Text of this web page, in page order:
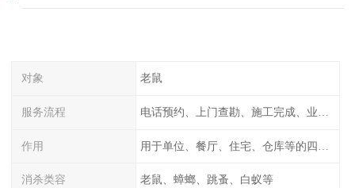
对象 老鼠
服务流程
作用
消杀类容 老鼠、蟑螂、跳蚤、白蚁等